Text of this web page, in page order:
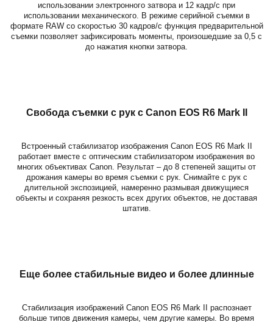
использовании электронного затвора и 12 кадр/с при
использовании механического. В режиме серийной съемки в
формате RAW со скоростью 30 кадров/с функция предварительной
съемки позволяет зафиксировать моменты, произошедшие за 0,5 с
до нажатия кнопки затвора.
Свобода съемки с рук с Canon EOS R6 Mark II
Встроенный стабилизатор изображения Canon EOS R6 Mark II
работает вместе с оптическим стабилизатором изображения во
многих объективах Canon. Результат – до 8 степеней защиты от
дрожания камеры во время съемки с рук. Снимайте с рук с
длительной экспозицией, намеренно размывая движущиеся
объекты и сохраняя резкость всех других объектов, не доставая
штатив.
Еще более стабильные видео и более длинные
Стабилизация изображений Canon EOS R6 Mark II распознает
больше типов движения камеры, чем другие камеры. Во время